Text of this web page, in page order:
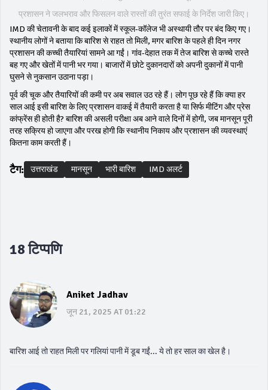
प्रशासन ने जलभराव और फिसलन वाले रास्तों की तुरंत सफाई के निर्देश जारी किए।
IMD की चेतावनी के बाद कई इलाकों में स्कूल-कॉलेज भी अस्थायी तौर पर बंद किए गए।
स्थानीय लोगों ने बताया कि बारिश से राहत तो मिली, मगर बारिश के पहले ही दिन नगर
प्रशासन की कच्ची तैयारियां सामने आ गईं। गांव-देहात तक में तेज बारिश से कच्चे रास्ते
बह गए और खेतों में पानी भर गया। बाजारों में छोटे दुकानदारों को अपनी दुकानों में पानी
घुसने से नुकसान उठाना पड़ा।
पूर्व की चूक और तैयारियों की कमी पर अब सवाल उठ रहे हैं। लोग पूछ रहे हैं कि क्या हर
साल आई इसी बारिश के लिए प्रशासन वाकई में तैयारी करता है या सिर्फ मीटिंग और प्रेस
कांफ्रेंस ही होती है? बारिश की असली परीक्षा अब आने वाले दिनों में होगी, जब मानसून पूरी
तरह सक्रिय हो जाएगा और परख होगी कि स्थानीय निकाय और प्रशासन की व्यवस्थाएं
कितना काम करती हैं।
टैग: उत्तराखंड मानसून भारी बारिश IMD अलर्ट
18 टिप्पणि
Aniket Jadhav
जून 21, 2025 AT 01:22
बारिश आई तो राहत मिली पर गलियां पानी में डूब गईं... ये तो हर साल का खेल है।